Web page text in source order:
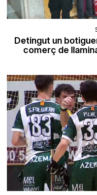
Detingut un
comerç de